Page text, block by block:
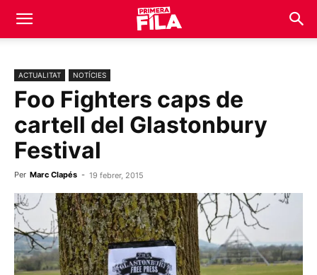
ACTUALITAT NOTÍCIES
Foo Fighters caps de
cartell del Glastonbury
Festival
Per Marc Clapés - 19 febrer, 2015